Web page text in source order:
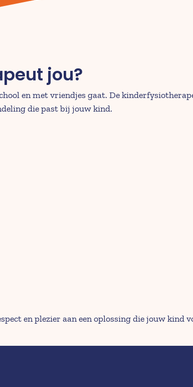
jou?
en met vriendjes gaat. De
die past bij jouw kind.
en plezier aan een oplossing die jouw kind